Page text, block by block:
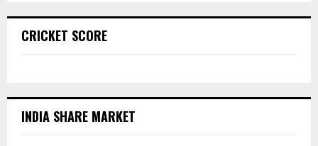
CRICKET SCORE
INDIA SHARE MARKET